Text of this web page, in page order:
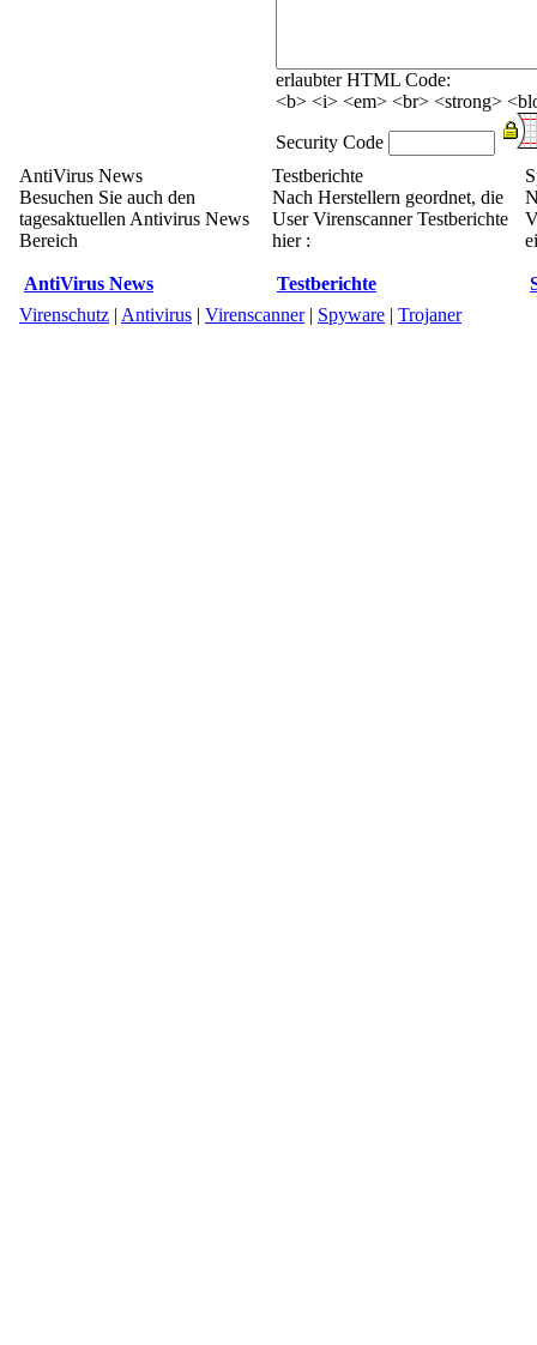
erlaubter HTML Code:
<b> <i> <em> <br> <strong>
Security Code
AntiVirus News
Besuchen Sie auch den
tagesaktuellen Antivirus News
Bereich
AntiVirus News
Testberichte
Nach Herstellern geordnet, die
User Virenscanner Testberichte
hier :
Testberichte
Virenschutz | Antivirus | Virenscanner| Spyware | Trojaner